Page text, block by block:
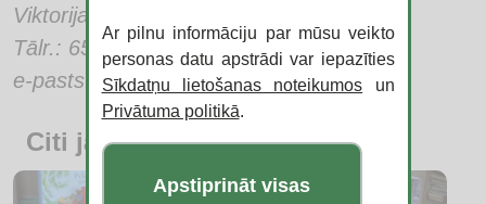
Viktorija Cirse
Tālr.: 65422483
e-pasts:
viktorija.cirse@lcb.lv
Citi jaunumi
Ar pilnu informāciju par mūsu veikto
personas datu apstrādi var iepazīties
Sīkdatņu lietošanas noteikumos un
Privātuma politikā.
Apstiprināt visas